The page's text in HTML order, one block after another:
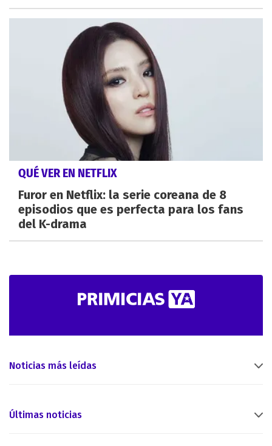
QUÉ VER EN NETFLIX
Furor en Netflix: la serie coreana de 8
episodios que es perfecta para los fans
del K-drama
Noticias más leídas
Últimas noticias